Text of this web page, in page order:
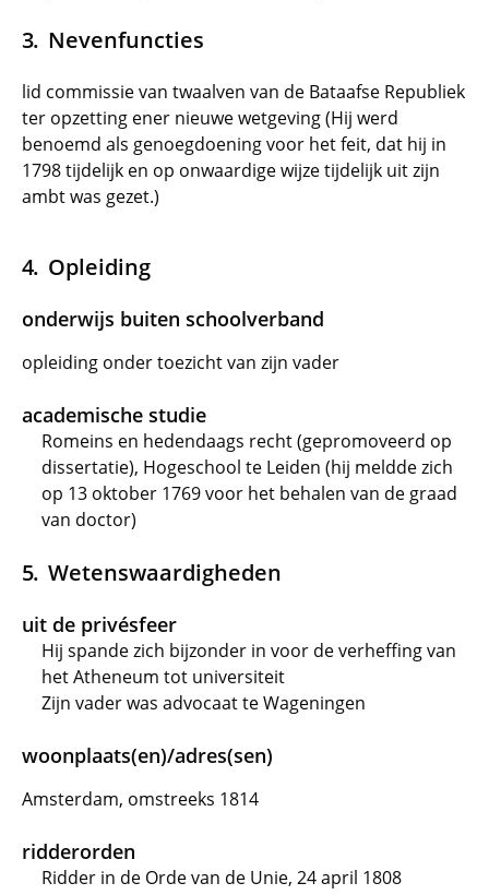
Nevenfuncties
lid commissie van twaalven van de Bataafse Republiek
ter opzetting ener nieuwe wetgeving (Hij werd
benoemd als genoegdoening voor het feit, dat hij in
1798 tijdelijk en op onwaardige wijze tijdelijk uit zijn
ambt was gezet.)
Opleiding
onderwijs buiten schoolverband
opleiding onder toezicht van zijn vader
academische studie
Romeins en hedendaags recht (gepromoveerd op
dissertatie), Hogeschool te Leiden (hij meldde zich
op 13 oktober 1769 voor het behalen van de graad
van doctor)
Wetenswaardigheden
uit de privésfeer
Hij spande zich bijzonder in voor de verheffing van
het Atheneum tot universiteit
Zijn vader was advocaat te Wageningen
woonplaats(en)/adres(sen)
Amsterdam, omstreeks 1814
ridderorden
Ridder in de Orde van de Unie, 24 april 1808